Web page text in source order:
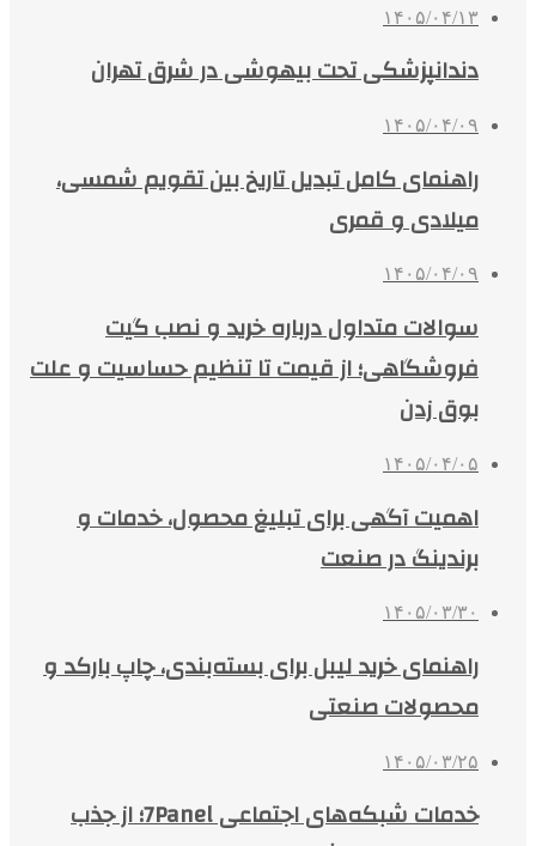
۱۴۰۵/۰۴/۱۳
دندانپزشکی تحت بیهوشی در شرق تهران
۱۴۰۵/۰۴/۰۹
راهنمای کامل تبدیل تاریخ بین تقویم شمسی،
میلادی و قمری
۱۴۰۵/۰۴/۰۹
سوالات متداول درباره خرید و نصب گیت
فروشگاهی؛ از قیمت تا تنظیم حساسیت و علت
بوق زدن
۱۴۰۵/۰۴/۰۵
اهمیت آگهی برای تبلیغ محصول، خدمات و
برندینگ در صنعت
۱۴۰۵/۰۳/۳۰
راهنمای خرید لیبل برای بسته‌بندی، چاپ بارکد و
محصولات صنعتی
۱۴۰۵/۰۳/۲۵
خدمات شبکه‌های اجتماعی 7Panel؛ از جذب